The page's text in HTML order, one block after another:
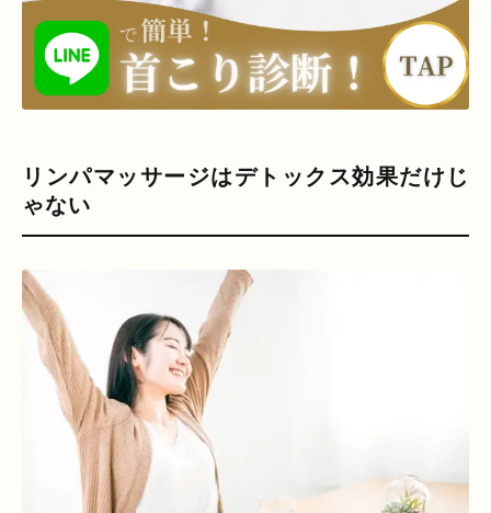
リンパマッサージはデトックス効果だけじ
ゃない